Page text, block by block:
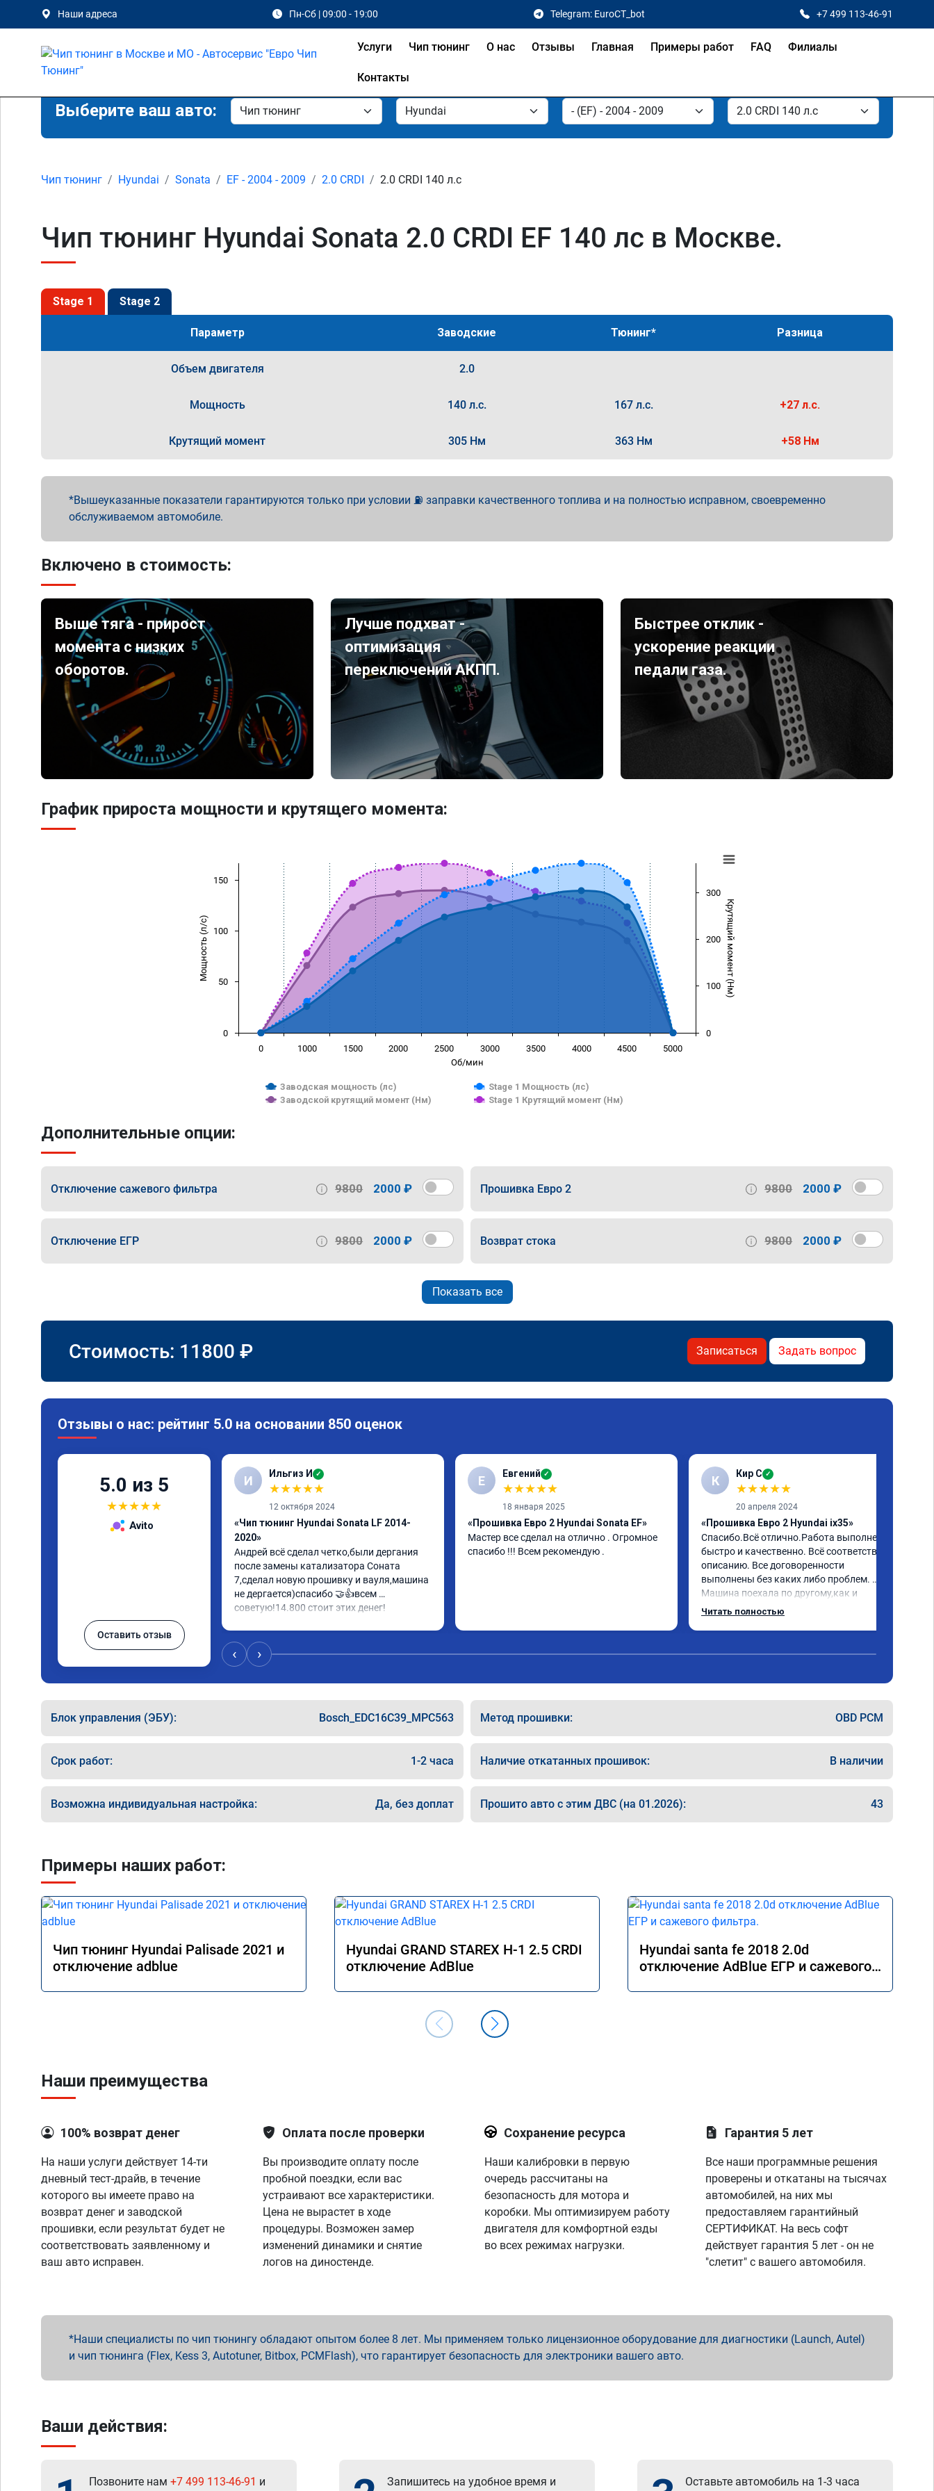
Наши адреса Пн-Сб | 09:00 - 19:00 Telegram: EuroCT_bot +7 499 113-46-91
Услуги Чип тюнинг О нас Отзывы Главная Примеры работ FAQ Филиалы
Контакты
Выберите ваш авто:
Чип тюнинг Hyundai Sonata EF - 2004 - 2009 2.0 CRDI 2.0 CRDI 140 л.с
Чип тюнинг Hyundai Sonata 2.0 CRDI EF 140 лс в Москве.
Stage 1 Stage 2
Параметр Заводские Тюнинг* Разница
Объем двигателя 2.0
Мощность 140 л.с. 167 л.с. +27 л.с.
Крутящий момент 305 Нм 363 Нм +58 Нм
Вышеуказанные показатели гарантируются только при условии ⛽ заправки качественного топлива и на полностью исправном, своевременно
обслуживаемом автомобиле.
Включено в стоимость:
Выше тяга - прирост
момента с низких
оборотов.
Лучше подхват -
оптимизация
переключений АКПП.
Быстрее отклик -
ускорение реакции
педали газа.
График прироста мощности и крутящего момента:
Об/мин
Мощность (л/с) Крутящий момент (Нм)
Заводская мощность (лс)
Stage 1 Мощность (лс)
Заводской крутящий момент (Нм)
Stage 1 Крутящий момент (Нм)
0 1000 1500 2000 2500 3000 3500 4000 4500 5000
0
50
100
150
0
100
200
300
Дополнительные опции:
Отключение сажевого фильтра 9800 2000 ₽ Прошивка Евро 2 9800 2000 ₽
Отключение ЕГР 9800 2000 ₽ Возврат стока 9800 2000 ₽
Показать все
Стоимость: 11800 ₽ Записаться Задать вопрос
Отзывы о нас: рейтинг 5.0 на основании 850 оценок
5.0 из 5
★★★★★
Avito
Оставить отзыв
И Ильгиз И ✓
★★★★★
12 октября 2024
«Чип тюнинг Hyundai Sonata LF 2014-
2020»
Андрей всё сделал четко,были дергания
после замены катализатора Соната
7,сделал новую прошивку и вауля,машина
не дергается)спасибо 🤝👍всем
советую!14.800 стоит этих денег!
Е Евгений ✓
★★★★★
18 января 2025
«Прошивка Евро 2 Hyundai Sonata EF»
Мастер все сделал на отлично . Огромное
спасибо !!! Всем рекомендую .
К Кир С ✓
★★★★★
20 апреля 2024
«Прошивка Евро 2 Hyundai ix35»
Спасибо.Всё отлично.Работа выполнена
быстро и качественно. Всё соответствует
описанию. Все договоренности
выполнены без каких либо проблем.
Машина поехала по другому,как и
обещали. Всё понравилось. Рекомендую
Читать полностью
‹ ›
Блок управления (ЭБУ): Bosch_EDC16C39_MPC563 Метод прошивки: OBD PCM
Срок работ: 1-2 часа Наличие откатанных прошивок: В наличии
Возможна индивидуальная настройка: Да, без доплат Прошито авто с этим ДВС (на 01.2026): 43
Примеры наших работ:
Чип тюнинг Hyundai Palisade 2021 и
отключение adblue
Hyundai GRAND STAREX H-1 2.5 CRDI
отключение AdBlue
Hyundai santa fe 2018 2.0d
отключение AdBlue ЕГР и сажевого
Наши преимущества
100% возврат денег
На наши услуги действует 14-ти
дневный тест-драйв, в течение
которого вы имеете право на
возврат денег и заводской
прошивки, если результат будет не
соответствовать заявленному и
ваш авто исправен.
Оплата после проверки
Вы производите оплату после
пробной поездки, если вас
устраивают все характеристики.
Цена не вырастет в ходе
процедуры. Возможен замер
изменений динамики и снятие
логов на диностенде.
Сохранение ресурса
Наши калибровки в первую
очередь рассчитаны на
безопасность для мотора и
коробки. Мы оптимизируем работу
двигателя для комфортной езды
во всех режимах нагрузки.
Гарантия 5 лет
Все наши программные решения
проверены и откатаны на тысячах
автомобилей, на них мы
предоставляем гарантийный
СЕРТИФИКАТ. На весь софт
действует гарантия 5 лет - он не
"слетит" с вашего автомобиля.
Наши специалисты по чип тюнингу обладают опытом более 8 лет. Мы применяем только лицензионное оборудование для диагностики (Launch, Autel)
и чип тюнинга (Flex, Kess 3, Autotuner, Bitbox, PCMFlash), что гарантирует безопасность для электроники вашего авто.
Ваши действия:
Позвоните нам +7 499 113-46-91 и Запишитесь на удобное время и Оставьте автомобиль на 1-3 часа